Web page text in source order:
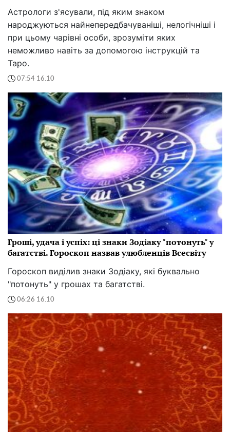
Астрологи з'ясували, під яким знаком
народжуються найнепередбачуваніші, нелогічніші і
при цьому чарівні особи, зрозуміти яких
неможливо навіть за допомогою інструкцій та
Таро.
07:54 16.10
Гроші, удача і успіх: ці знаки Зодіаку "потонуть" у
багатстві. Гороскоп назвав улюбленців Всесвіту
Гороскоп виділив знаки Зодіаку, які буквально
"потонуть" у грошах та багатстві.
06:26 16.10